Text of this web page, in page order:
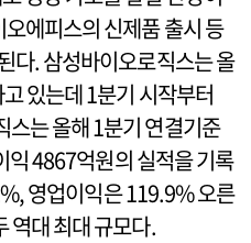
에피스의 신제품 출시 등
다. 삼성바이오로직스는 올
있는데 1분기 시작부터
스는 올해 1분기 연결기준
4867억원의 실적을 기록
영업이익은 119.9% 오른
역대 최대 규모다.